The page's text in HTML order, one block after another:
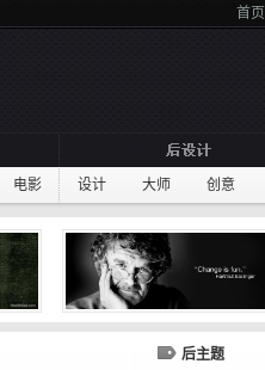
首页
电影 设计 大师 创意
后主题